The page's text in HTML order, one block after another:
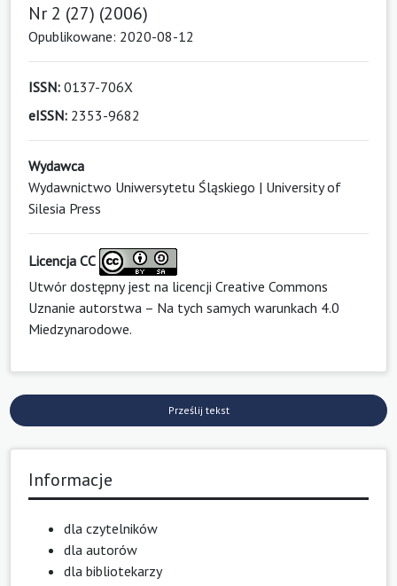
Nr 2 (27) (2006)
Opublikowane: 2020-08-12
ISSN: 0137-706X
eISSN: 2353-9682
Wydawca
Wydawnictwo Uniwersytetu Śląskiego | University of
Silesia Press
Licencja CC
Utwór dostępny jest na licencji Creative Commons
Uznanie autorstwa – Na tych samych warunkach 4.0
Miedzynarodowe.
Prześlij tekst
Informacje
dla czytelników
dla autorów
dla bibliotekarzy